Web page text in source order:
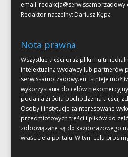
email:
Redaktor naczelny: Dariusz Kępa
Nota prawna
Wszystkie treści oraz pliki
intelektualną wydawcy lub partnerów
serwissamorzadowy.eu. Istnieje
wykorzystania do celów
podania źródła pochodzenia treści,
Osoby i instytucje zainteresowane
przedmiotowych treści i plików do
zobowiązane są do każdorazowego
właściciela portalu. W tym celu